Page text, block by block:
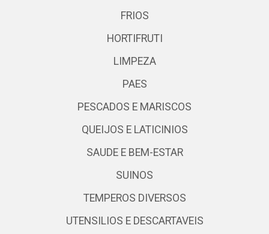
FRIOS
HORTIFRUTI
LIMPEZA
PAES
PESCADOS E MARISCOS
QUEIJOS E LATICINIOS
SAUDE E BEM-ESTAR
SUINOS
TEMPEROS DIVERSOS
UTENSILIOS E DESCARTAVEIS